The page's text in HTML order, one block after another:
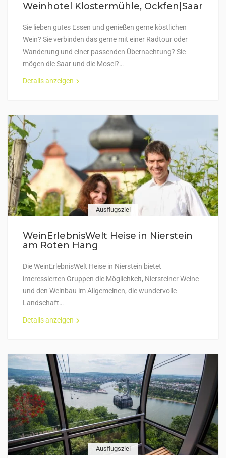
Weinhotel Klostermühle, Ockfen|Saar
Sie lieben gutes Essen und genießen gerne köstlichen
Wein? Sie verbinden das gerne mit einer Radtour oder
Wanderung und einer passenden Übernachtung? Sie
mögen die Saar und die Mosel?…
Details anzeigen
Ausflugsziel
WeinErlebnisWelt Heise in Nierstein
am Roten Hang
Die WeinErlebnisWelt Heise in Nierstein bietet
interessierten Gruppen die Möglichkeit, Niersteiner Weine
und den Weinbau im Allgemeinen, die wundervolle
Landschaft…
Details anzeigen
Ausflugsziel